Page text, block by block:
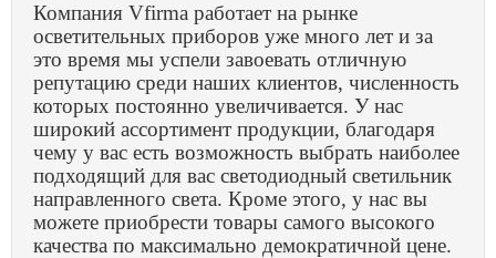
Компания Vfirma работает на рынке
осветительных приборов уже много лет и за
это время мы успели завоевать отличную
репутацию среди наших клиентов, численность
которых постоянно увеличивается. У нас
широкий ассортимент продукции, благодаря
чему у вас есть возможность выбрать наиболее
подходящий для вас светодиодный светильник
направленного света. Кроме этого, у нас вы
можете приобрести товары самого высокого
качества по максимально демократичной цене.